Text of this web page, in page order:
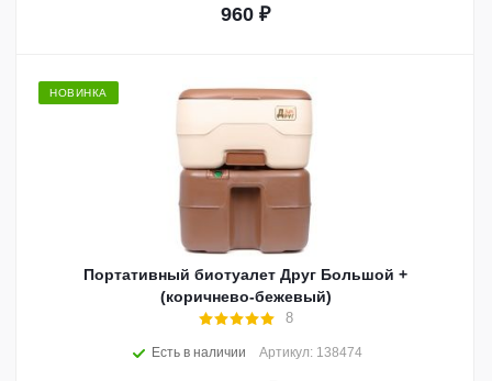
960 ₽
НОВИНКА
Портативный биотуалет Друг Большой +
(коричнево-бежевый)
8
Есть в наличии Артикул: 138474